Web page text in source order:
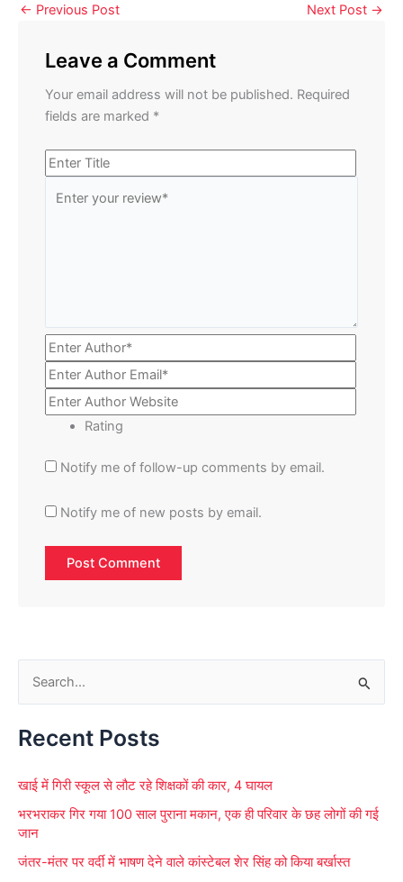
← Previous Post Next Post →
Leave a Comment
Your email address will not be published. Required
fields are marked *
Rating
Notify me of follow-up comments by email.
Notify me of new posts by email.
a
c
h
o
Recent Posts
खाई में गिरी स्कूल से लौट रहे शिक्षकों की कार, 4 घायल
भरभराकर गिर गया 100 साल पुराना मकान, एक ही परिवार के छह लोगों की गई
जान
जंतर-मंतर पर वर्दी में भाषण देने वाले कांस्टेबल शेर सिंह को किया बर्खास्त